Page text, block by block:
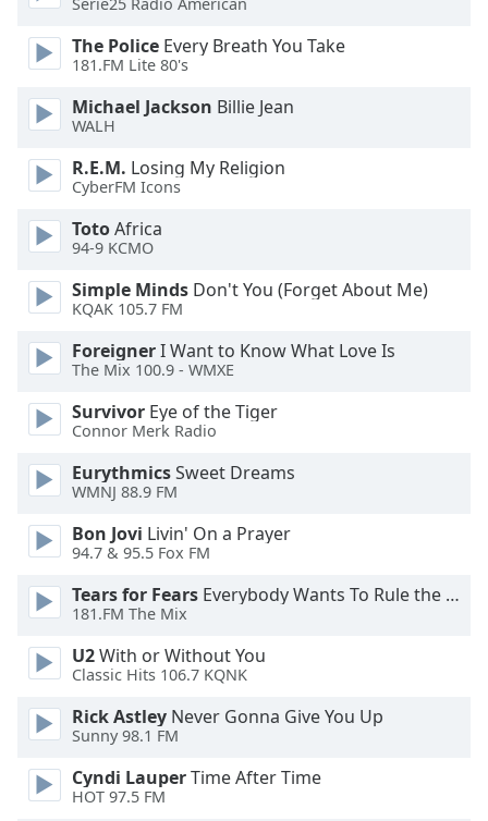
dialog
window.
Escape
cancel
and
close
Text
Color
Opacity
Text
Background
Background
Color
Opacity
Font
Size
Serie25 Radio American
The Police Every Breath You Take
181.FM Lite 80's
Michael Jackson Billie Jean
WALH
R.E.M. Losing My Religion
CyberFM Icons
TotoAfrica
94-9 KCMO
Simple Minds Don't You (Forget About Me)
KQAK 105.7 FM
ForeignerI Want to Know What Love Is
The Mix 100.9 - WMXE
Survivor Eye of the Tiger
Connor Merk Radio
EurythmicsSweet Dreams
WMNJ 88.9 FM
Bon Jovi Livin' On a Prayer
94.7 & 95.5 Fox FM
Tears for Fears Everybody Wants To Rule the World
181.FM The Mix
U2With or Without You
Classic Hits 106.7 KQNK
Rick Astley Never Gonna Give You Up
Sunny 98.1 FM
Cyndi LauperTime After Time
HOT 97.5 FM